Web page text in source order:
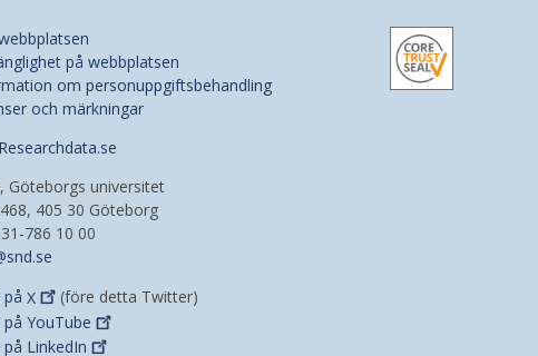
på webbplatsen
om personuppgiftsbehandling
och märkningar
Göteborgs universitet
405 30 Göteborg
786 10 00
på X
(före detta Twitter)
på YouTube
på LinkedIn